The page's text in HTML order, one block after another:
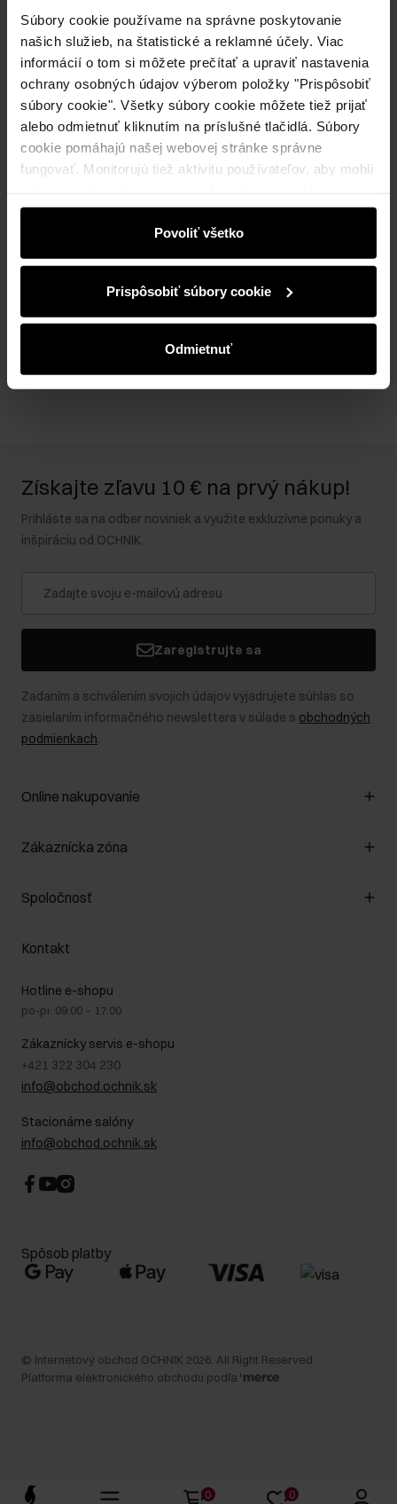
Súbory cookie používame na správne poskytovanie
našich služieb, na štatistické a reklamné účely. Viac
informácií o tom si môžete prečítať a upraviť nastavenia
ochrany osobných údajov výberom položky "Prispôsobiť
súbory cookie". Všetky súbory cookie môžete tiež prijať
alebo odmietnuť kliknutím na príslušné tlačidlá. Súbory
cookie pomáhajú našej webovej stránke správne
fungovať. Monitorujú tiež aktivitu používateľov, aby mohli
správy, ktoré vás informujú o najnovších akciách v
elektronickom obchode. Informácie o tom, ako používate
našu stránku, zdieľame s partnermi v oblasti sociálnych
informácie kombinovať s ďalšími údajmi, ktoré od vás
získali alebo ktoré ste získali pri používaní ich služieb.
Povoliť všetko
Prispôsobiť súbory cookie
Odmietnuť
Informujte ma o dostupnosti e-mailom.
Vaša e-mailová adresa
Upozorniť ma na dostupnosť
Zloženie a rozmery
Získajte zľavu 10 € na prvý nákup!
Prihláste sa na odber noviniek a využite exkluzívne ponuky a
inšpiráciu od OCHNIK.
Zaregistrujte sa
Zadaním a schválením svojich údajov vyjadrujete súhlas so
zasielaním informačného newslettera v súlade s obchodných
podmienkach.
Online nakupovanie
Spravovať súbory cookie
Spôsob platby
Vrátenie
Zákaznícka zóna
Zákazníky klub
Pravidlá propagácie
Starostlivosť o kožu
Bezpečné nakupovanie
Blog
Najčastejšie kladené otázky (FAQ)
Spoločnosť
O nás
GDPR - Zásady ochrany osobných údajov
Právne informácie
Kontakt
Hotline e-shopu
po-pi: 09:00 – 17:00
Zákaznícky servis e-shopu
+421 322 304 230
info@obchod.ochnik.sk
Stacionárne salóny
info@obchod.ochnik.sk
Spôsob platby
© Internetový obchod OCHNIK 2026 . All Right Reserved.
Platforma elektronického obchodu podľa
0 0